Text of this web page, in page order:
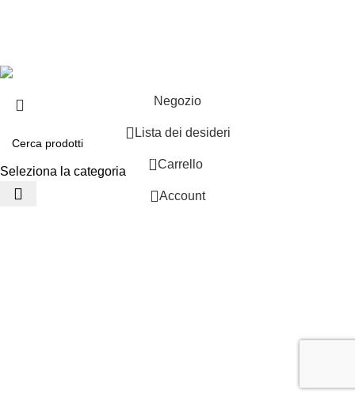
Seleziona la categoria
Negozio
Lista dei desideri
0 Carrello
Account